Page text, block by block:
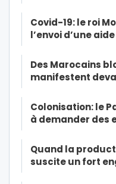
Covid-19: le roi
l’envoi d’une
Des Marocains
manifestent
Colonisation: le
à demander des
Quand la
suscite un fort